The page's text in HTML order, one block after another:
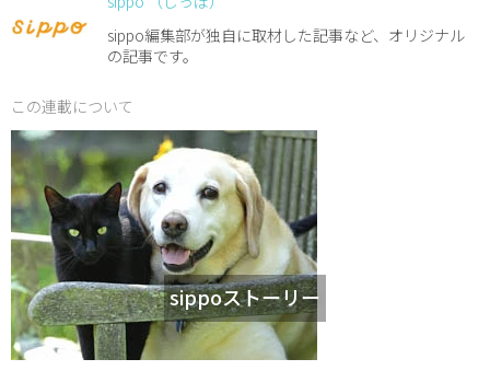
sippo編集部が独自に取材した記事など、オリジナル
の記事です。
この連載について
sippoストーリー